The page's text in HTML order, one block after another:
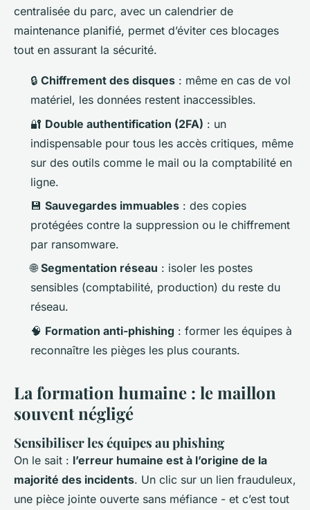
centralisée du parc, avec un calendrier de
maintenance planifié, permet d’éviter ces blocages
tout en assurant la sécurité.
🔒 Chiffrement des disques : même en cas de vol
matériel, les données restent inaccessibles.
🔐 Double authentification (2FA) : un
indispensable pour tous les accès critiques, même
sur des outils comme le mail ou la comptabilité en
ligne.
💾 Sauvegardes immuables : des copies
protégées contre la suppression ou le chiffrement
par ransomware.
🌐Segmentation réseau : isoler les postes
sensibles (comptabilité, production) du reste du
réseau.
🧠 Formation anti-phishing : former les équipes à
reconnaître les pièges les plus courants.
La formation humaine : le maillon
souvent négligé
Sensibiliser les équipes au phishing
On le sait : l’erreur humaine est à l’origine de la
majorité des incidents. Un clic sur un lien frauduleux,
une pièce jointe ouverte sans méfiance - et c’est tout